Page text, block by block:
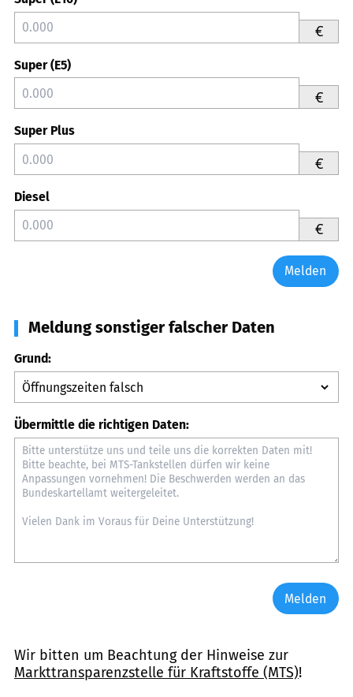
€
Super (E5)
€
Super Plus
€
Diesel
€
Melden
Meldung sonstiger falscher Daten
Grund:
Übermittle die richtigen Daten:
Melden
Wir bitten um Beachtung der Hinweise zur
Markttransparenzstelle für Kraftstoffe (MTS)!